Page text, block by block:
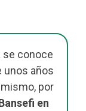
se conoce
unos años
por
en